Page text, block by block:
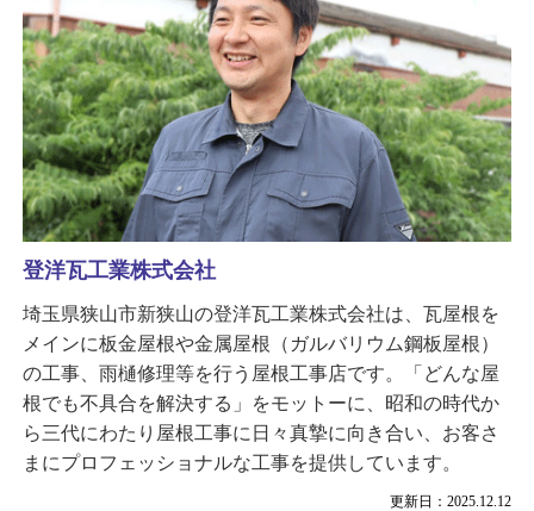
更新日：2025.12.12
登洋瓦工業株式会社
埼玉県狭山市新狭山の登洋瓦工業株式会社は、瓦屋根を
メインに板金屋根や金属屋根（ガルバリウム鋼板屋根）
の工事、雨樋修理等を行う屋根工事店です。「どんな屋
根でも不具合を解決する」をモットーに、昭和の時代か
ら三代にわたり屋根工事に日々真摯に向き合い、お客さ
まにプロフェッショナルな工事を提供しています。